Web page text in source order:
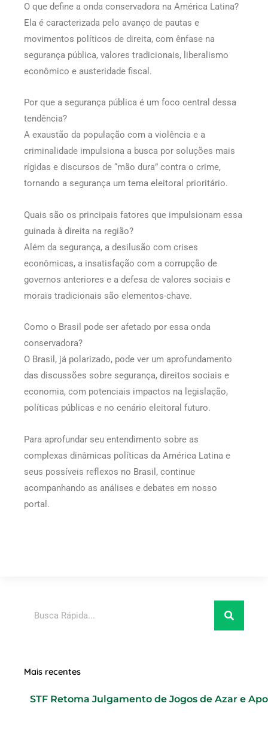
O que define a onda conservadora na América Latina?
Ela é caracterizada pelo avanço de pautas e
movimentos políticos de direita, com ênfase na
segurança pública, valores tradicionais, liberalismo
econômico e austeridade fiscal.
Por que a segurança pública é um foco central dessa
tendência?
A exaustão da população com a violência e a
criminalidade impulsiona a busca por soluções mais
rígidas e discursos de “mão dura” contra o crime,
tornando a segurança um tema eleitoral prioritário.
Quais são os principais fatores que impulsionam essa
guinada à direita na região?
Além da segurança, a desilusão com crises
econômicas, a insatisfação com a corrupção de
governos anteriores e a defesa de valores sociais e
morais tradicionais são elementos-chave.
Como o Brasil pode ser afetado por essa onda
conservadora?
O Brasil, já polarizado, pode ver um aprofundamento
das discussões sobre segurança, direitos sociais e
economia, com potenciais impactos na legislação,
políticas públicas e no cenário eleitoral futuro.
Para aprofundar seu entendimento sobre as
complexas dinâmicas políticas da América Latina e
seus possíveis reflexos no Brasil, continue
acompanhando as análises e debates em nosso
portal.
Mais recentes
STF Retoma Julgamento de Jogos de Azar e